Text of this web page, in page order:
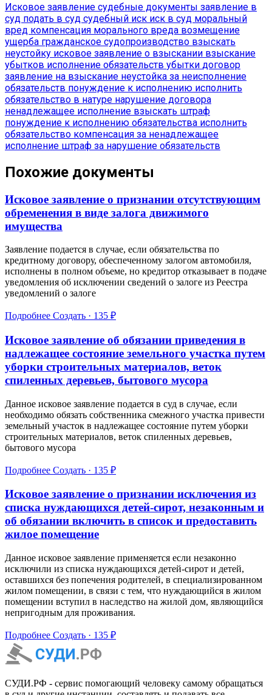
Исковое заявление судебные документы заявление в
суд подать в суд судебный иск иск в суд моральный
вред компенсация морального вреда возмещение
ущерба гражданское судопроизводство взыскать
неустойку исковое заявление о взыскании взыскание
убытков исполнение обязательств убытки договор
заявление на взыскание неустойка за неисполнение
обязательств понуждение к исполнению исполнить
обязательство в натуре нарушение договора
ненадлежащее исполнение взыскать штраф
понуждение к исполнению обязательства исполнить
обязательство компенсация за ненадлежащее
исполнение штраф за нарушение обязательств
Похожие документы
Исковое заявление о признании отсутствующим
обременения в виде залога движимого
имущества
Заявление подается в случае, если обязательства по
кредитному договору, обеспеченному залогом автомобиля,
исполнены в полном объеме, но кредитор отказывает в подаче
уведомления об исключении сведений о залоге из Реестра
уведомлений о залоге
Подробнее Создать · 135 ₽
Исковое заявление об обязании приведения в
надлежащее состояние земельного участка путем
уборки строительных материалов, веток
спиленных деревьев, бытового мусора
Данное исковое заявление подается в суд в случае, если
необходимо обязать собственника смежного участка привести
земельный участок в надлежащее состояние путем уборки
строительных материалов, веток спиленных деревьев,
бытового мусора
Подробнее Создать · 135 ₽
Исковое заявление о признании исключения из
списка нуждающихся детей-сирот, незаконным и
об обязании включить в список и предоставить
жилое помещение
Данное исковое заявление применяется если незаконно
исключили из списка нуждающихся детей-сирот и детей,
оставшихся без попечения родителей, в специализированном
жилом помещении, в связи с тем, что нуждающийся в жилом
помещении вступил в наследство на жилой дом, являющийся
непригодным для проживания.
Подробнее Создать · 135 ₽
СУДИ.РФ - сервис помогающий человеку самому обращаться